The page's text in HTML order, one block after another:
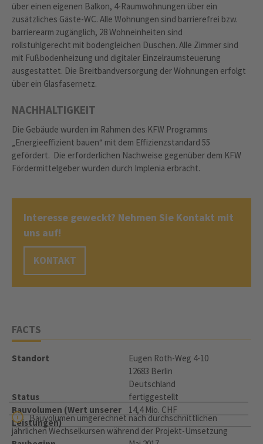
über einen eigenen Balkon, 4-Raumwohnungen über ein
zusätzliches Gäste-WC. Alle Wohnungen sind barrierefrei bzw.
barrierearm zugänglich, 28 Wohneinheiten sind
rollstuhlgerecht mit bodengleichen Duschen. Alle Zimmer sind
mit Fußbodenheizung und digitaler Einzelraumsteuerung
ausgestattet. Die Breitbandversorgung der Wohnungen erfolgt
über ein Glasfasernetz.
NACHHALTIGKEIT
Die Gebäude wurden im Rahmen des KFW Programms
„Energieeffizient bauen“ mit dem Effizienzstandard 55
gefördert. Die erforderlichen Nachweise gegenüber dem KFW
Fördermittelgeber wurden durch Implenia erbracht.
Interesse geweckt? Nehmen Sie Kontakt mit
uns auf!
KONTAKT
FACTS
Standort
Eugen Roth-Weg 4-10
12683 Berlin
Deutschland
Status
fertiggestellt
Bauvolumen (Wert unserer
Leistungen)
14,4 Mio. CHF
Bauvolumen umgerechnet nach durchschnittlichen
jährlichen Wechselkursen während der Projekt-Umsetzung